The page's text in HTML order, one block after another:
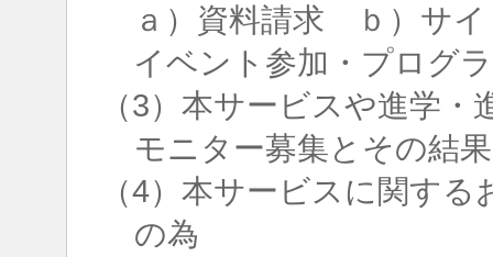
ａ）資料請求 ｂ）サ
イベント参加・プログ
（3）本サービスや進学
モニター募集とその結
（4）本サービスに関す
の為